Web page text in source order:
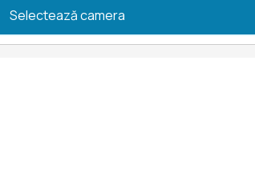
Selectează camera